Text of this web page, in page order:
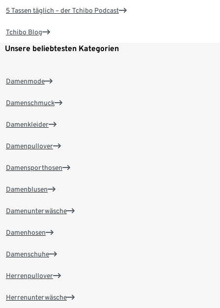
5 Tassen täglich – der Tchibo Podcast
Tchibo Blog
Unsere beliebtesten Kategorien
Damenmode
Damenschmuck
Damenkleider
Damenpullover
Damensporthosen
Damenblusen
Damenunterwäsche
Damenhosen
Damenschuhe
Herrenpullover
Herrenunterwäsche